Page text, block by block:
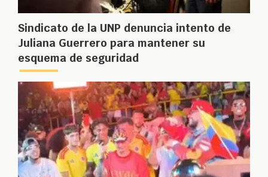
Sindicato de la UNP denuncia intento de
Juliana Guerrero para mantener su
esquema de seguridad